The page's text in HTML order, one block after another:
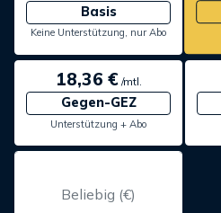
Basis
Keine Unterstützung, nur Abo
18,36 €/mtl.
Gegen-GEZ
Unterstützung + Abo